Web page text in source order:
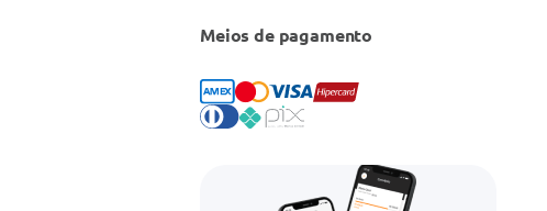
Meios de pagamento